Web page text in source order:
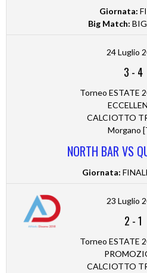
Giornata:
Big Match:
24 Luglio
3 - 4
Torneo ESTATE
CALCIOTTO
Morgano
NORTH BAR VS
Giornata:
23 Luglio
2 -1
Torneo ESTATE
CALCIOTTO